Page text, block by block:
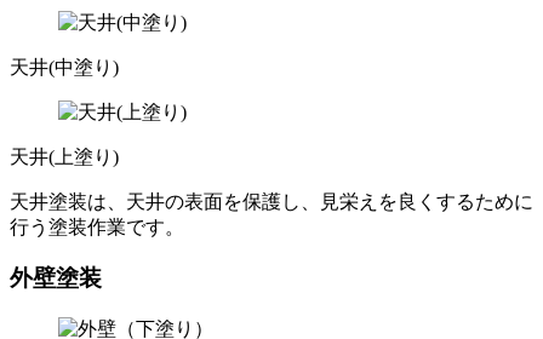
天井(中塗り)
天井(上塗り)
天井塗装は、天井の表面を保護し、見栄えを良くするために
行う塗装作業です。
外壁塗装